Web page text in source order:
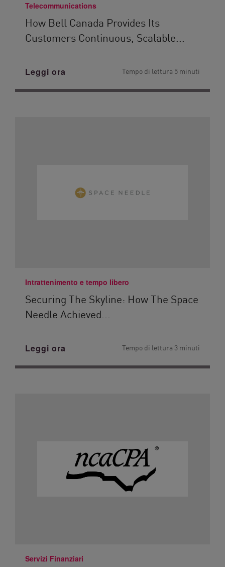
Telecommunications
How Bell Canada Provides Its
Customers Continuous, Scalable...
Leggi ora Tempo di lettura 5 minuti
Intrattenimento e tempo libero
Securing The Skyline: How The Space
Needle Achieved...
Leggi ora Tempo di lettura 3 minuti
Servizi Finanziari